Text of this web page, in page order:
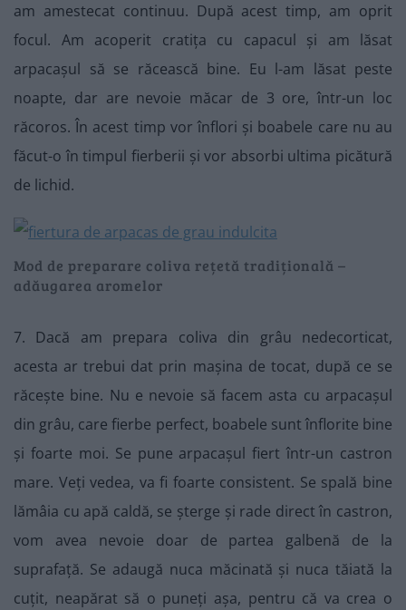
am amestecat continuu. După acest timp, am oprit
focul. Am acoperit cratița cu capacul și am lăsat
arpacașul să se răcească bine. Eu l-am lăsat peste
noapte, dar are nevoie măcar de 3 ore, într-un loc
răcoros. În acest timp vor înflori și boabele care nu au
făcut-o în timpul fierberii și vor absorbi ultima picătură
de lichid.
Mod de preparare coliva rețetă tradițională –
adăugarea aromelor
7. Dacă am prepara coliva din grâu nedecorticat,
acesta ar trebui dat prin mașina de tocat, după ce se
răcește bine. Nu e nevoie să facem asta cu arpacașul
din grâu, care fierbe perfect, boabele sunt înflorite bine
și foarte moi. Se pune arpacașul fiert într-un castron
mare. Veți vedea, va fi foarte consistent. Se spală bine
lămâia cu apă caldă, se șterge și rade direct în castron,
vom avea nevoie doar de partea galbenă de la
suprafață. Se adaugă nuca măcinată și nuca tăiată la
cuțit, neapărat să o puneți așa, pentru că va crea o